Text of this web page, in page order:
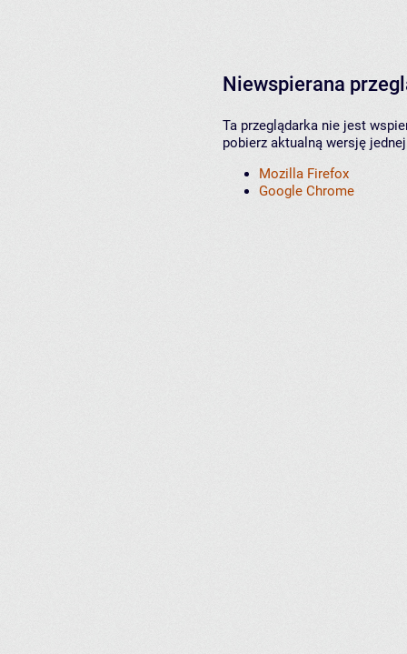
Niewspierana
Ta przeglądarka nie jest
pobierz aktualną wersję
Mozilla Firefox
Google Chrome